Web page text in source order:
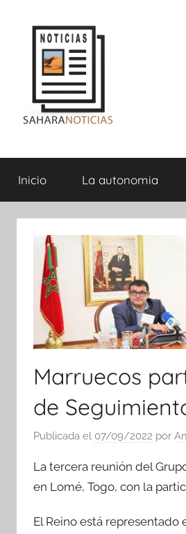
contenido
Sahara
Noticias
Inicio La autonomia
Marruecos
de
Publicada el 07/09/2022 por
La tercera reunión del
en Lomé, Togo, con la
El Reino está